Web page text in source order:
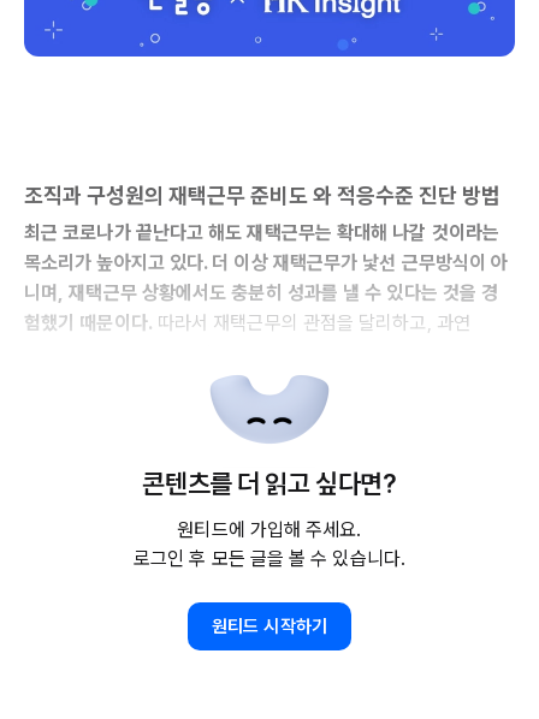
조직과 구성원의 재택근무 준비도와적응수준 진단 방법
최근 코로나가 끝난다고 해도 재택근무는 확대해 나갈 것이라는
목소리가 높아지고 있다. 더 이상 재택근무가 낯선 근무방식이 아
니며,
재택근무 상황에서도 충분히 성과를 낼 수 있다는 것을 경
험했기 때문이다. 따라서 재택근무의 관점을 달리하고, 과연
콘텐츠를 더 읽고 싶다면?
원티드에 가입해 주세요.
로그인 후 모든 글을 볼 수 있습니다.
원티드 시작하기